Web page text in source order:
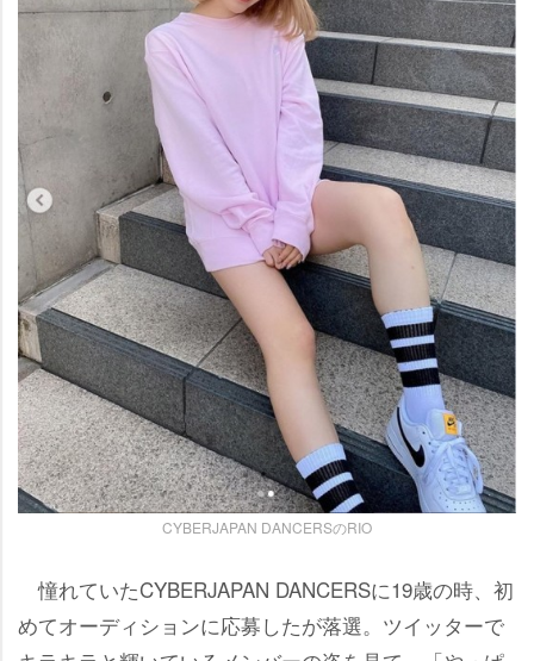
CYBERJAPAN DANCERSのRIO
憧れていたCYBERJAPAN DANCERSに19歳の時、初
めてオーディションに応募したが落選。ツイッターで